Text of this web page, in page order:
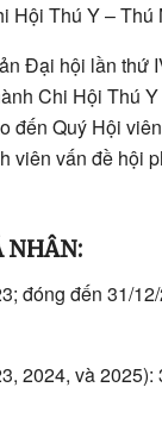
Hội Thú Y – Thú
Đại hội lần thứ
Chi Hội Thú
đến Quý Hội
viên vấn đề hội
NHÂN:
đóng đến 31/
2024, và